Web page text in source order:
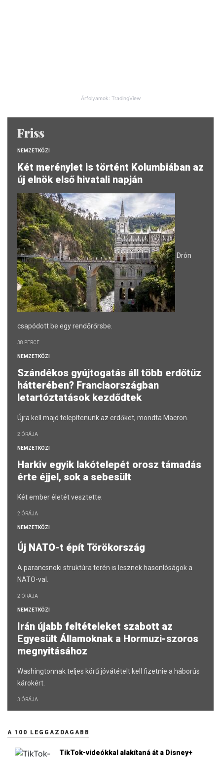
Árfolyamok: TradingView
Friss
NEMZETKÖZI
Két merénylet is történt Kolumbiában az
új elnök első hivatali napján
Drón
csapódott be egy rendőrőrsbe.
38 PERCE
NEMZETKÖZI
Szándékos gyújtogatás áll több erdőtűz
hátterében? Franciaországban
letartóztatások kezdődtek
Újra kell majd telepítenünk az erdőket, mondta Macron.
2 ÓRÁJA
NEMZETKÖZI
Harkiv egyik lakótelepét orosz támadás
érte éjjel, sok a sebesült
Két ember életét vesztette.
2 ÓRÁJA
NEMZETKÖZI
Új NATO-t épít Törökország
A parancsnoki struktúra terén is lesznek hasonlóságok a
NATO-val.
2 ÓRÁJA
NEMZETKÖZI
Irán újabb feltételeket szabott az
Egyesült Államoknak a Hormuzi-szoros
megnyitásához
Washingtonnak teljes körű jóvátételt kell fizetnie a háborús
károkért.
3 ÓRÁJA
A 100 LEGGAZDAGABB
TikTok-videókkal alakítaná át a Disney+